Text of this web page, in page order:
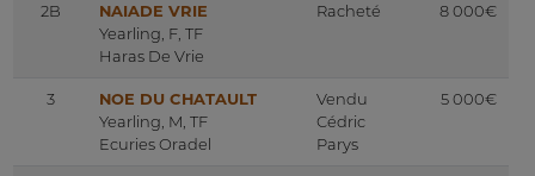
2B
NAIADE VRIE
Yearling, F, TF
Haras De Vrie
Racheté 8 000€
3
NOE DU CHATAULT
Yearling, M, TF
Ecuries Oradel
Vendu
Cédric
Parys
5 000€